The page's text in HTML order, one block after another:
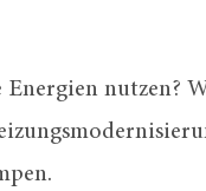
Energien nutzen?